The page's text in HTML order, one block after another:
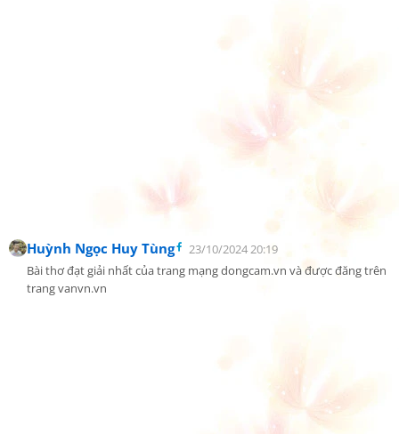
Huỳnh Ngọc Huy Tùng
23/10/2024 20:19
Bài thơ đạt giải nhất của trang mạng dongcam.vn và được đăng trên
trang vanvn.vn